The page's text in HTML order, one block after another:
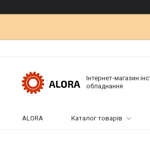
Інтернет-магазин
обладнання
ALORA Каталог товарів